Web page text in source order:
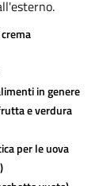
in genere
e verdura
per le uova